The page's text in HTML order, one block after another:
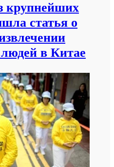
крупнейших
статья о
в Китае